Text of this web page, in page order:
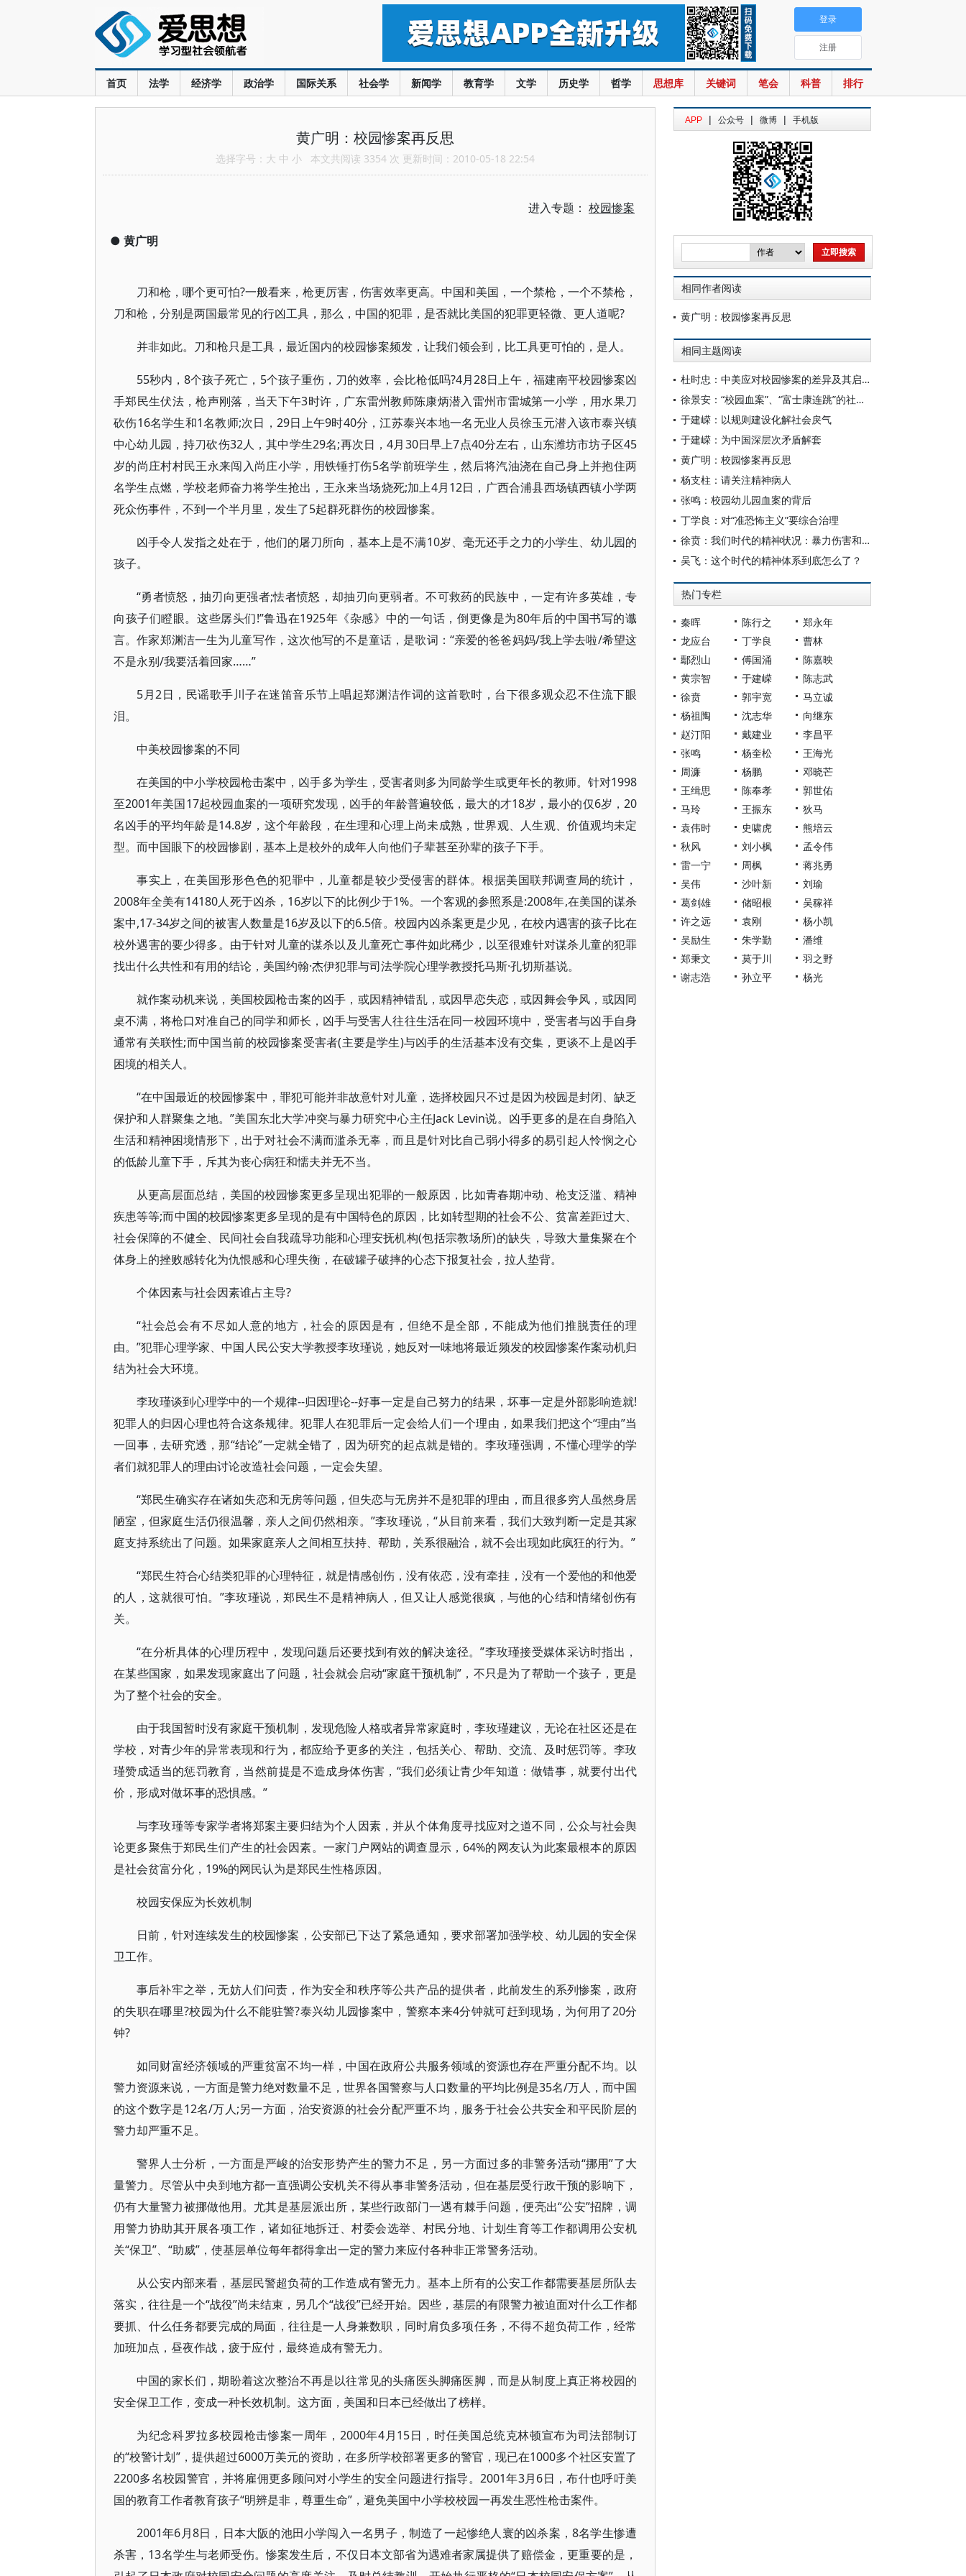
首页 法学 经济学 政治学 国际关系 社会学 新闻学 教育学 文学 历史学 哲学 思想库 关键词 笔会 科普 排行
登录
注册
黄广明：校园惨案再反思
选择字号： 大 中 小 本文共阅读 3354 次 更新时间：2010-05-18 22:54
进入专题： 校园惨案
● 黄广明
刀和枪，哪个更可怕?一般看来，枪更厉害，伤害效率更高。中国和美国，一个禁枪，一个不禁枪，
刀和枪，分别是两国最常见的行凶工具，那么，中国的犯罪，是否就比美国的犯罪更轻微、更人道呢?
并非如此。刀和枪只是工具，最近国内的校园惨案频发，让我们领会到，比工具更可怕的，是人。
55秒内，8个孩子死亡，5个孩子重伤，刀的效率，会比枪低吗?4月28日上午，福建南平校园惨案凶
手郑民生伏法，枪声刚落，当天下午3时许，广东雷州教师陈康炳潜入雷州市雷城第一小学，用水果刀
砍伤16名学生和1名教师;次日，29日上午9时40分，江苏泰兴本地一名无业人员徐玉元潜入该市泰兴镇
中心幼儿园，持刀砍伤32人，其中学生29名;再次日，4月30日早上7点40分左右，山东潍坊市坊子区45
岁的尚庄村村民王永来闯入尚庄小学，用铁锤打伤5名学前班学生，然后将汽油浇在自己身上并抱住两
名学生点燃，学校老师奋力将学生抢出，王永来当场烧死;加上4月12日，广西合浦县西场镇西镇小学两
死众伤事件，不到一个半月里，发生了5起群死群伤的校园惨案。
凶手令人发指之处在于，他们的屠刀所向，基本上是不满10岁、毫无还手之力的小学生、幼儿园的
孩子。
“勇者愤怒，抽刃向更强者;怯者愤怒，却抽刃向更弱者。不可救药的民族中，一定有许多英雄，专
向孩子们瞪眼。这些孱头们!”鲁迅在1925年《杂感》中的一句话，倒更像是为80年后的中国书写的谶
言。作家郑渊洁一生为儿童写作，这次他写的不是童话，是歌词：“亲爱的爸爸妈妈/我上学去啦/希望这
不是永别/我要活着回家……”
5月2日，民谣歌手川子在迷笛音乐节上唱起郑渊洁作词的这首歌时，台下很多观众忍不住流下眼
泪。
中美校园惨案的不同
在美国的中小学校园枪击案中，凶手多为学生，受害者则多为同龄学生或更年长的教师。针对1998
至2001年美国17起校园血案的一项研究发现，凶手的年龄普遍较低，最大的才18岁，最小的仅6岁，20
名凶手的平均年龄是14.8岁，这个年龄段，在生理和心理上尚未成熟，世界观、人生观、价值观均未定
型。而中国眼下的校园惨剧，基本上是校外的成年人向他们子辈甚至孙辈的孩子下手。
事实上，在美国形形色色的犯罪中，儿童都是较少受侵害的群体。根据美国联邦调查局的统计，
2008年全美有14180人死于凶杀，16岁以下的比例少于1%。一个客观的参照系是:2008年,在美国的谋杀
案中,17-34岁之间的被害人数量是16岁及以下的6.5倍。校园内凶杀案更是少见，在校内遇害的孩子比在
校外遇害的要少得多。由于针对儿童的谋杀以及儿童死亡事件如此稀少，以至很难针对谋杀儿童的犯罪
找出什么共性和有用的结论，美国约翰·杰伊犯罪与司法学院心理学教授托马斯·孔切斯基说。
就作案动机来说，美国校园枪击案的凶手，或因精神错乱，或因早恋失恋，或因舞会争风，或因同
桌不满，将枪口对准自己的同学和师长，凶手与受害人往往生活在同一校园环境中，受害者与凶手自身
通常有关联性;而中国当前的校园惨案受害者(主要是学生)与凶手的生活基本没有交集，更谈不上是凶手
困境的相关人。
“在中国最近的校园惨案中，罪犯可能并非故意针对儿童，选择校园只不过是因为校园是封闭、缺乏
保护和人群聚集之地。”美国东北大学冲突与暴力研究中心主任Jack Levin说。凶手更多的是在自身陷入
生活和精神困境情形下，出于对社会不满而滥杀无辜，而且是针对比自己弱小得多的易引起人怜悯之心
的低龄儿童下手，斥其为丧心病狂和懦夫并无不当。
从更高层面总结，美国的校园惨案更多呈现出犯罪的一般原因，比如青春期冲动、枪支泛滥、精神
疾患等等;而中国的校园惨案更多呈现的是有中国特色的原因，比如转型期的社会不公、贫富差距过大、
社会保障的不健全、民间社会自我疏导功能和心理安抚机构(包括宗教场所)的缺失，导致大量集聚在个
体身上的挫败感转化为仇恨感和心理失衡，在破罐子破摔的心态下报复社会，拉人垫背。
个体因素与社会因素谁占主导?
“社会总会有不尽如人意的地方，社会的原因是有，但绝不是全部，不能成为他们推脱责任的理
由。”犯罪心理学家、中国人民公安大学教授李玫瑾说，她反对一味地将最近频发的校园惨案作案动机归
结为社会大环境。
李玫瑾谈到心理学中的一个规律--归因理论--好事一定是自己努力的结果，坏事一定是外部影响造就!
犯罪人的归因心理也符合这条规律。犯罪人在犯罪后一定会给人们一个理由，如果我们把这个“理由”当
一回事，去研究透，那“结论”一定就全错了，因为研究的起点就是错的。李玫瑾强调，不懂心理学的学
者们就犯罪人的理由讨论改造社会问题，一定会失望。
“郑民生确实存在诸如失恋和无房等问题，但失恋与无房并不是犯罪的理由，而且很多穷人虽然身居
陋室，但家庭生活仍很温馨，亲人之间仍然相亲。”李玫瑾说，“从目前来看，我们大致判断一定是其家
庭支持系统出了问题。如果家庭亲人之间相互扶持、帮助，关系很融洽，就不会出现如此疯狂的行为。”
“郑民生符合心结类犯罪的心理特征，就是情感创伤，没有依恋，没有牵挂，没有一个爱他的和他爱
的人，这就很可怕。”李玫瑾说，郑民生不是精神病人，但又让人感觉很疯，与他的心结和情绪创伤有
关。
“在分析具体的心理历程中，发现问题后还要找到有效的解决途径。”李玫瑾接受媒体采访时指出，
在某些国家，如果发现家庭出了问题，社会就会启动“家庭干预机制”，不只是为了帮助一个孩子，更是
为了整个社会的安全。
由于我国暂时没有家庭干预机制，发现危险人格或者异常家庭时，李玫瑾建议，无论在社区还是在
学校，对青少年的异常表现和行为，都应给予更多的关注，包括关心、帮助、交流、及时惩罚等。李玫
瑾赞成适当的惩罚教育，当然前提是不造成身体伤害，“我们必须让青少年知道：做错事，就要付出代
价，形成对做坏事的恐惧感。”
与李玫瑾等专家学者将郑案主要归结为个人因素，并从个体角度寻找应对之道不同，公众与社会舆
论更多聚焦于郑民生们产生的社会因素。一家门户网站的调查显示，64%的网友认为此案最根本的原因
是社会贫富分化，19%的网民认为是郑民生性格原因。
校园安保应为长效机制
日前，针对连续发生的校园惨案，公安部已下达了紧急通知，要求部署加强学校、幼儿园的安全保
卫工作。
事后补牢之举，无妨人们问责，作为安全和秩序等公共产品的提供者，此前发生的系列惨案，政府
的失职在哪里?校园为什么不能驻警?泰兴幼儿园惨案中，警察本来4分钟就可赶到现场，为何用了20分
钟?
如同财富经济领域的严重贫富不均一样，中国在政府公共服务领域的资源也存在严重分配不均。以
警力资源来说，一方面是警力绝对数量不足，世界各国警察与人口数量的平均比例是35名/万人，而中国
的这个数字是12名/万人;另一方面，治安资源的社会分配严重不均，服务于社会公共安全和平民阶层的
警力却严重不足。
警界人士分析，一方面是严峻的治安形势产生的警力不足，另一方面过多的非警务活动“挪用”了大
量警力。尽管从中央到地方都一直强调公安机关不得从事非警务活动，但在基层受行政干预的影响下，
仍有大量警力被挪做他用。尤其是基层派出所，某些行政部门一遇有棘手问题，便亮出“公安”招牌，调
用警力协助其开展各项工作，诸如征地拆迁、村委会选举、村民分地、计划生育等工作都调用公安机
关“保卫”、“助威”，使基层单位每年都得拿出一定的警力来应付各种非正常警务活动。
从公安内部来看，基层民警超负荷的工作造成有警无力。基本上所有的公安工作都需要基层所队去
落实，往往是一个“战役”尚未结束，另几个“战役”已经开始。因些，基层的有限警力被迫面对什么工作都
要抓、什么任务都要完成的局面，往往是一人身兼数职，同时肩负多项任务，不得不超负荷工作，经常
加班加点，昼夜作战，疲于应付，最终造成有警无力。
中国的家长们，期盼着这次整治不再是以往常见的头痛医头脚痛医脚，而是从制度上真正将校园的
安全保卫工作，变成一种长效机制。这方面，美国和日本已经做出了榜样。
为纪念科罗拉多校园枪击惨案一周年，2000年4月15日，时任美国总统克林顿宣布为司法部制订
的“校警计划”，提供超过6000万美元的资助，在多所学校部署更多的警官，现已在1000多个社区安置了
2200多名校园警官，并将雇佣更多顾问对小学生的安全问题进行指导。2001年3月6日，布什也呼吁美
国的教育工作者教育孩子“明辨是非，尊重生命”，避免美国中小学校校园一再发生恶性枪击案件。
2001年6月8日，日本大阪的池田小学闯入一名男子，制造了一起惨绝人寰的凶杀案，8名学生惨遭
杀害，13名学生与老师受伤。惨案发生后，不仅日本文部省为遇难者家属提供了赔偿金，更重要的是，
APP | 公众号 | 微博 | 手机版
相同作者阅读
黄广明：校园惨案再反思
相同主题阅读
杜时忠：中美应对校园惨案的差异及其启示
徐景安：“校园血案”、“富士康连跳”的社会背景与应对方案
于建嵘：以规则建设化解社会戾气
于建嵘：为中国深层次矛盾解套
黄广明：校园惨案再反思
杨支柱：请关注精神病人
张鸣：校园幼儿园血案的背后
丁学良：对“准恐怖主义”要综合治理
徐贲：我们时代的精神状况：暴力伤害和社会非正义
吴飞：这个时代的精神体系到底怎么了？
热门专栏
秦晖 陈行之
郑永年
龙应台
丁学良
曹林
鄢烈山
傅国涌
陈嘉映
黄宗智
于建嵘
陈志武
徐贲
郭宇宽
马立诚
杨祖陶
沈志华
向继东
赵汀阳
戴建业
李昌平
张鸣
杨奎松
王海光
周濂
杨鹏
邓晓芒
王缉思
陈奉孝
郭世佑
马玲
王振东
狄马
袁伟时
史啸虎
熊培云
秋风
刘小枫
孟令伟
雷一宁
周枫
蒋兆勇
吴伟
沙叶新
刘瑜
葛剑雄
储昭根
吴稼祥
许之远
袁刚
杨小凯
吴励生
朱学勤
潘维
郑秉文
莫于川
羽之野
谢志浩
孙立平 杨光